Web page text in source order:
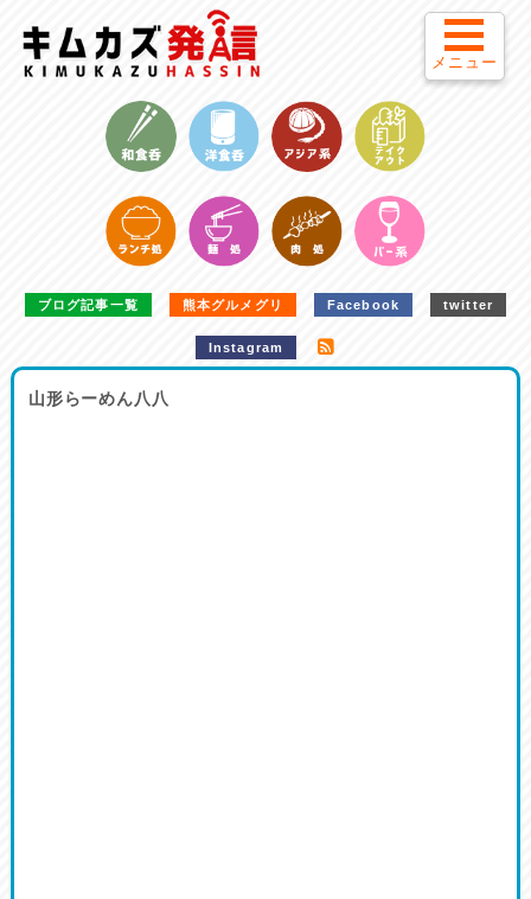
ブログ記事一覧 熊本グルメグリ Facebook twitter
Instagram
山形らーめん八八
メニュー